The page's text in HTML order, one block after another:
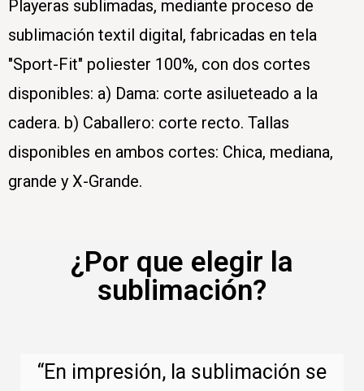
Playeras sublimadas, mediante proceso de
sublimación textil digital, fabricadas en tela
"Sport-Fit" poliester 100%, con dos cortes
disponibles: a) Dama: corte asilueteado a la
cadera. b) Caballero: corte recto. Tallas
disponibles en ambos cortes: Chica, mediana,
grande y X-Grande.
¿Por que elegir la
sublimación?
“En impresión, la sublimación se